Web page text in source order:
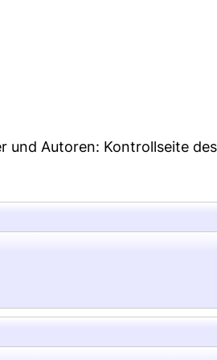
und Autoren: Kontrollseite